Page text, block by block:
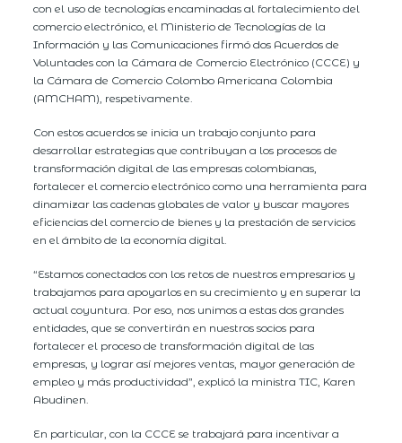
con el uso de tecnologías encaminadas al fortalecimiento del
comercio electrónico, el Ministerio de Tecnologías de la
Información y las Comunicaciones firmó dos Acuerdos de
Voluntades con la Cámara de Comercio Electrónico (CCCE) y
la Cámara de Comercio Colombo Americana Colombia
(AMCHAM), respetivamente.
Con estos acuerdos se inicia un trabajo conjunto para
desarrollar estrategias que contribuyan a los procesos de
transformación digital de las empresas colombianas,
fortalecer el comercio electrónico como una herramienta para
dinamizar las cadenas globales de valor y buscar mayores
eficiencias del comercio de bienes y la prestación de servicios
en el ámbito de la economía digital.
“Estamos conectados con los retos de nuestros empresarios y
trabajamos para apoyarlos en su crecimiento y en superar la
actual coyuntura. Por eso, nos unimos a estas dos grandes
entidades, que se convertirán en nuestros socios para
fortalecer el proceso de transformación digital de las
empresas, y lograr así mejores ventas, mayor generación de
empleo y más productividad”, explicó la ministra TIC, Karen
Abudinen.
En particular, con la CCCE se trabajará para incentivar a